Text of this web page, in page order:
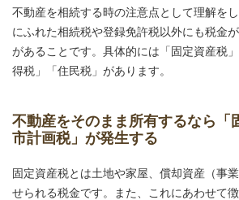
不動産を相続する時の注意点として理解を
にふれた相続税や登録免許税以外にも税金
があることです。具体的には「固定資産税
得税」「住民税」があります。
不動産をそのまま所有するなら「
市計画税」が発生する
固定資産税とは土地や家屋、償却資産（事
せられる税金です。また、これにあわせて